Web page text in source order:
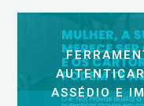
ASSÉDIO E